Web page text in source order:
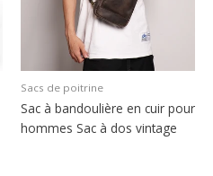
Sacs de poitrine
Sac à bandoulière en cuir pour
hommes Sac à dos vintage